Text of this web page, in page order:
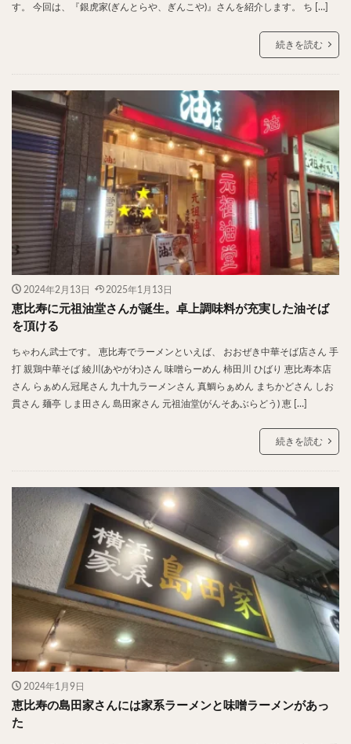
す。 今回は、『銀虎家(ぎんとらや、ぎんこや)』さんを紹介します。 ち […]
続きを読む
2024年2月13日 2025年1月13日
恵比寿に元祖油堂さんが誕生。卓上調味料が充実した油そば
を頂ける
ちゃわん武士です。 恵比寿でラーメンといえば、 おおぜき中華そば店さん 手
打 親鶏中華そば 綾川(あやがわ)さん 味噌らーめん 柿田川 ひばり 恵比寿本店
さん らぁめん冠尾さん 九十九ラーメンさん 真鯛らぁめん まちかどさん しお
貫さん 麺亭 しま田さん 島田家さん 元祖油堂(がんそあぶらどう) 恵 […]
続きを読む
2024年1月9日
恵比寿の島田家さんには家系ラーメンと味噌ラーメンがあっ
た